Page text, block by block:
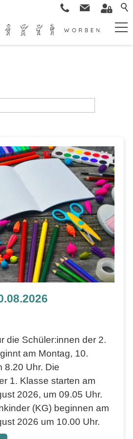
die Schüler:innen der 2.
am Montag, 10.
8.20 Uhr. Die
1. Klasse starten am
2026, um 09.05 Uhr.
(KG) beginnen am
2026 um 10.00 Uhr.